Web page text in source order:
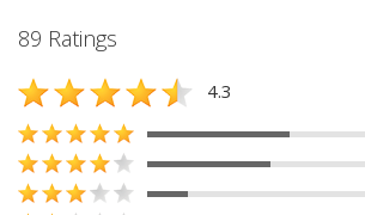
89 Ratings
4.3